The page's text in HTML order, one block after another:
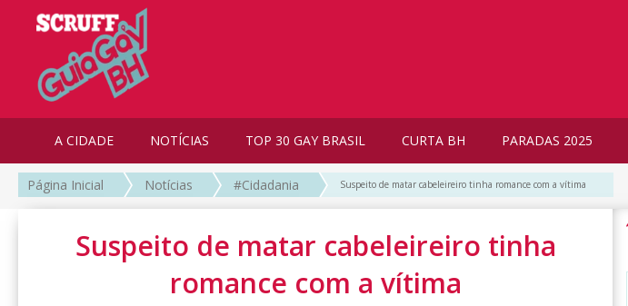
A CIDADE NOTÍCIAS TOP 30 GAY BRASIL CURTA BH PARADAS 2025
Página Inicial Notícias #Cidadania Suspeito de matar cabeleireiro tinha romance com a vítima
Suspeito de matar cabeleireiro tinha
romance com a vítima